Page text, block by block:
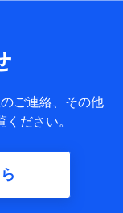
報などの個人デ
さまの識別子、
用に関する情
利用履歴などが
ご連絡、その他
ださい。